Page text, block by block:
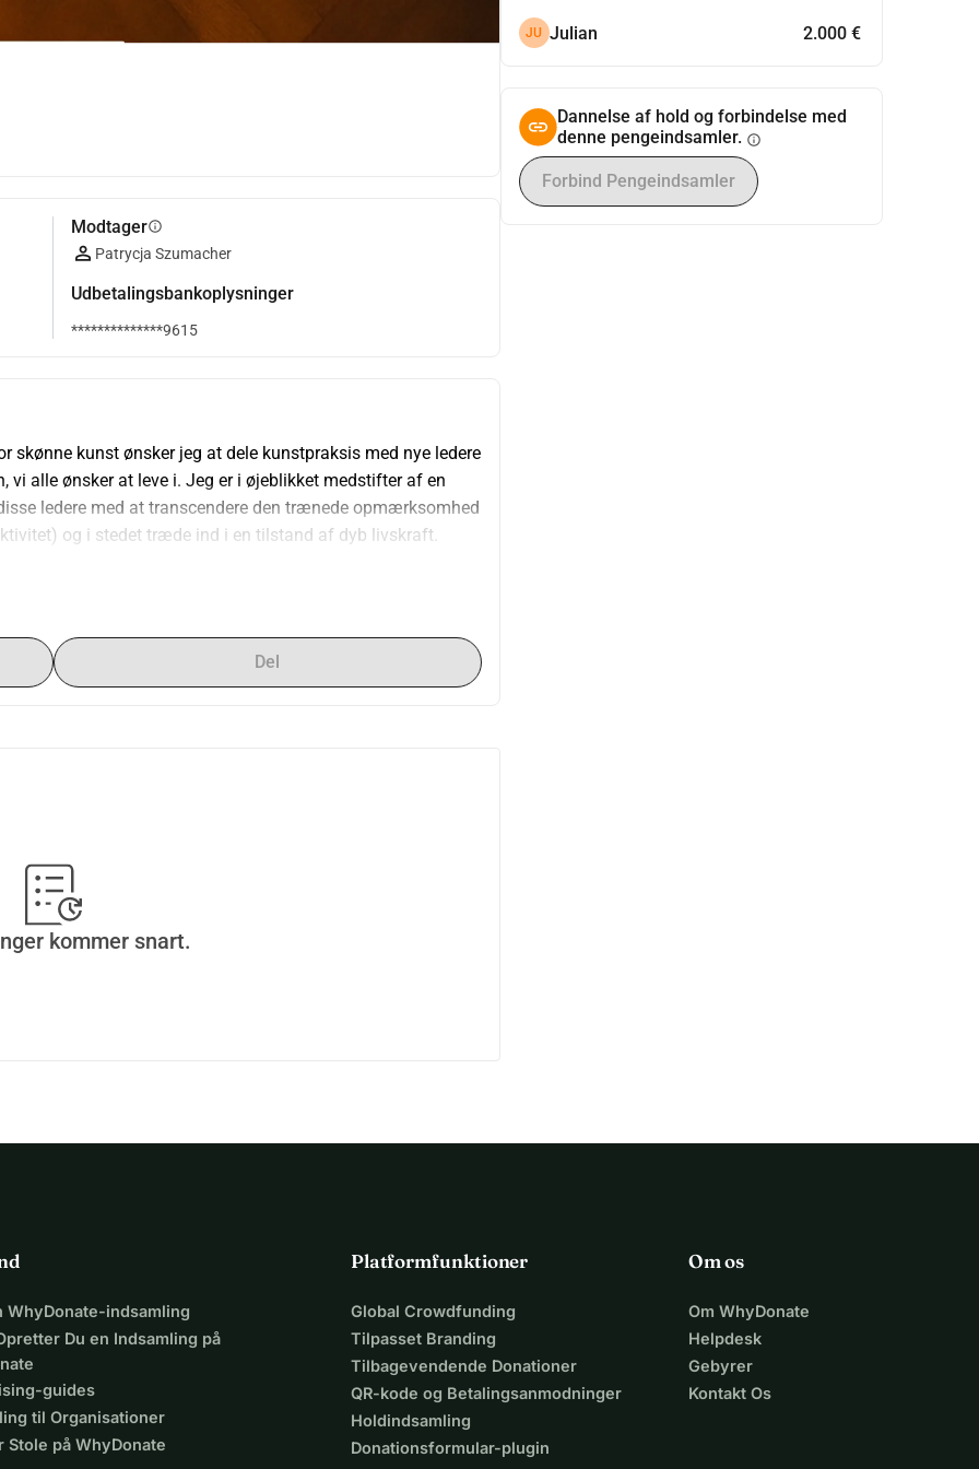
Modtagerinfo
Patrycja Szumacher
Udbetalingsbankoplysninger
**************9615
skønne kunst ønsker jeg at dele kunstpraksis med nye ledere
vi alle ønsker at leve i. Jeg er i øjeblikket medstifter af en
ledere med at transcendere den trænede opmærksomhed
og i stedet træde ind i en tilstand af dyb livskraft.
kan skabelse og evaluering ikke finde sted samtidig;
og til at støtte min egen kunstneriske praksis, som er
Del
kommer snart.
JU Julian 2.000 €
Dannelse af hold og forbindelse med
denne pengeindsamler. info
Forbind Pengeindsamler
WhyDonate-indsamling
Du en Indsamling på
guides
til Organisationer
Stole på WhyDonate
Platformfunktioner
Global Crowdfunding
Tilpasset Branding
Tilbagevendende Donationer
QR-kode og Betalingsanmodninger
Holdindsamling
Donationsformular-plugin
Om os
Om WhyDonate
Helpdesk
Gebyrer
Kontakt Os